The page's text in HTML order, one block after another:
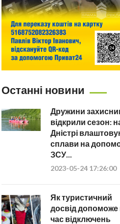
Останні новини
Дружини
відкрили сезон:
Дністрі
сплави на
ЗСУ...
2023-05-24 17:26:00
Як туристичний
досвід допоможе
час відключень